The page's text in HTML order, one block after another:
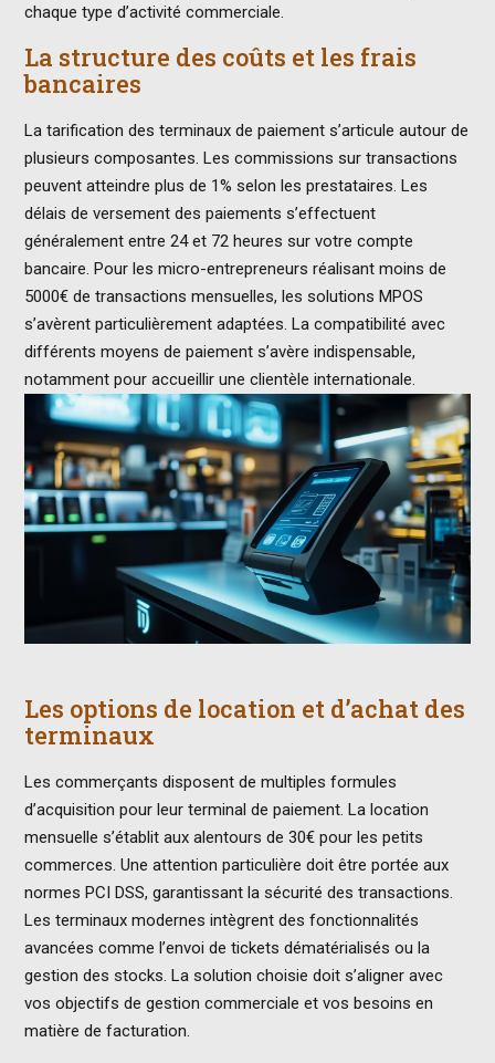
chaque type d’activité commerciale.
La structure des coûts et les frais
bancaires
La tarification des terminaux de paiement s’articule autour de
plusieurs composantes. Les commissions sur transactions
peuvent atteindre plus de 1% selon les prestataires. Les
délais de versement des paiements s’effectuent
généralement entre 24 et 72 heures sur votre compte
bancaire. Pour les micro-entrepreneurs réalisant moins de
5000€ de transactions mensuelles, les solutions MPOS
s’avèrent particulièrement adaptées. La compatibilité avec
différents moyens de paiement s’avère indispensable,
notamment pour accueillir une clientèle internationale.
Les options de location et d’achat des
terminaux
Les commerçants disposent de multiples formules
d’acquisition pour leur terminal de paiement. La location
mensuelle s’établit aux alentours de 30€ pour les petits
commerces. Une attention particulière doit être portée aux
normes PCI DSS, garantissant la sécurité des transactions.
Les terminaux modernes intègrent des fonctionnalités
avancées comme l’envoi de tickets dématérialisés ou la
gestion des stocks. La solution choisie doit s’aligner avec
vos objectifs de gestion commerciale et vos besoins en
matière de facturation.